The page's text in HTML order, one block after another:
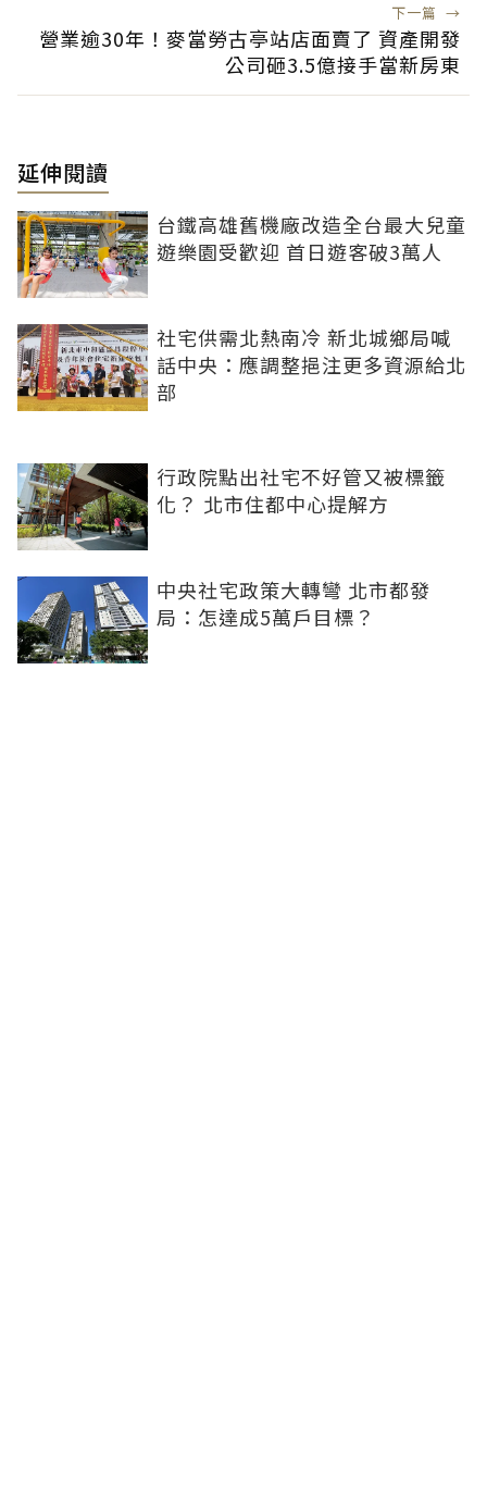
下一篇 →
營業逾30年！麥當勞古亭站店面賣了 資產開發
公司砸3.5億接手當新房東
延伸閱讀
台鐵高雄舊機廠改造全台最大兒童
遊樂園受歡迎 首日遊客破3萬人
社宅供需北熱南冷 新北城鄉局喊
話中央：應調整挹注更多資源給北
部
行政院點出社宅不好管又被標籤
化？ 北市住都中心提解方
中央社宅政策大轉彎 北市都發
局：怎達成5萬戶目標？